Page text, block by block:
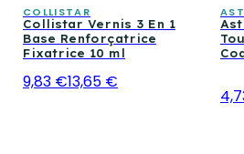
COLLISTAR
Collistar Vernis 3 En 1
Base Renforçatrice
Fixatrice 10 ml
9,83 €13,65 €